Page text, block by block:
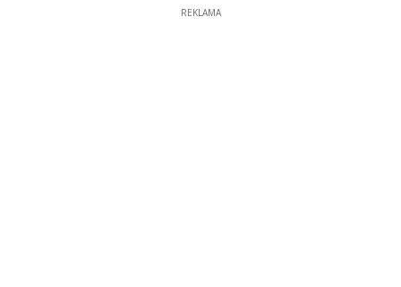
REKLAMA